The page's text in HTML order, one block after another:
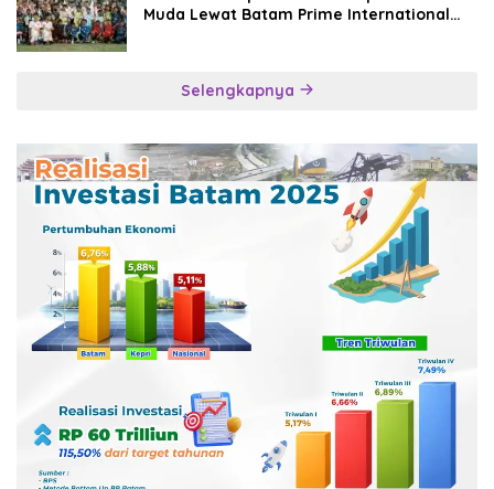
Muda Lewat Batam Prime International
Selengkapnya